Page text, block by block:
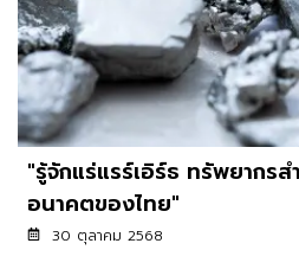
"รู้จักแร่แรร์เอิร์ธ ทรัพยากร
อนาคตของไทย"
30 ตุลาคม 2568